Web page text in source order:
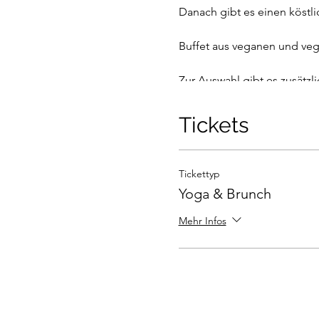
Danach gibt es einen
Buffet aus veganen und
Zur Auswahl gibt es
Eine deftige Bowl mit Reis
ODER
Eine süße Bowl auf
Für Tee und Wasser ist
Gegen 12.30 Uhr werden
Tickets
Tickettyp
Yoga & Brunch
Mehr Infos